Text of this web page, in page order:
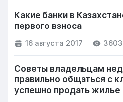
Какие банки в
первого взноса
16 августа 2017
Советы владельцам
правильно общаться с
успешно продать жилье